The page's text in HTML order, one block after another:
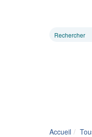
Rechercher
Accueil